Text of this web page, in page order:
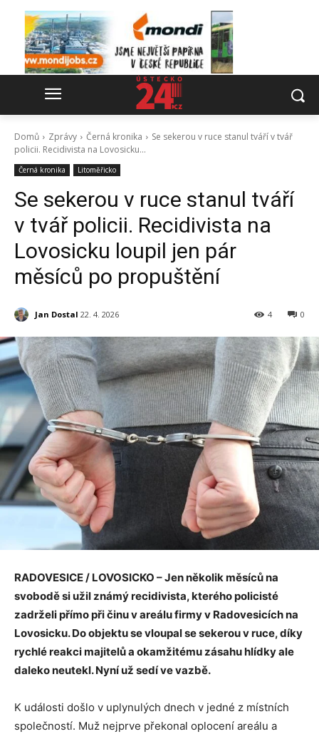
Domů Zprávy Černá kronika
Se sekerou v ruce stanul tváří v tvář
policii. Recidivista na Lovosicku...
Černá kronika Litoměřicko
Se sekerou v ruce stanul tváří
v tvář policii. Recidivista na
Lovosicku loupil jen pár
měsíců po propuštění
Jan Dostal 22. 4. 2026 0
4
RADOVESICE / LOVOSICKO – Jen několik měsíců na
svobodě si užil známý recidivista, kterého policisté
zadrželi přímo při činu v areálu firmy v Radovesicích na
Lovosicku. Do objektu se vloupal se sekerou v ruce, díky
rychlé reakci majitelů a okamžitému zásahu hlídky ale
daleko neutekl. Nyní už sedí ve vazbě.
K události došlo v uplynulých dnech v jedné z místních
společností. Muž nejprve překonal oplocení areálu a